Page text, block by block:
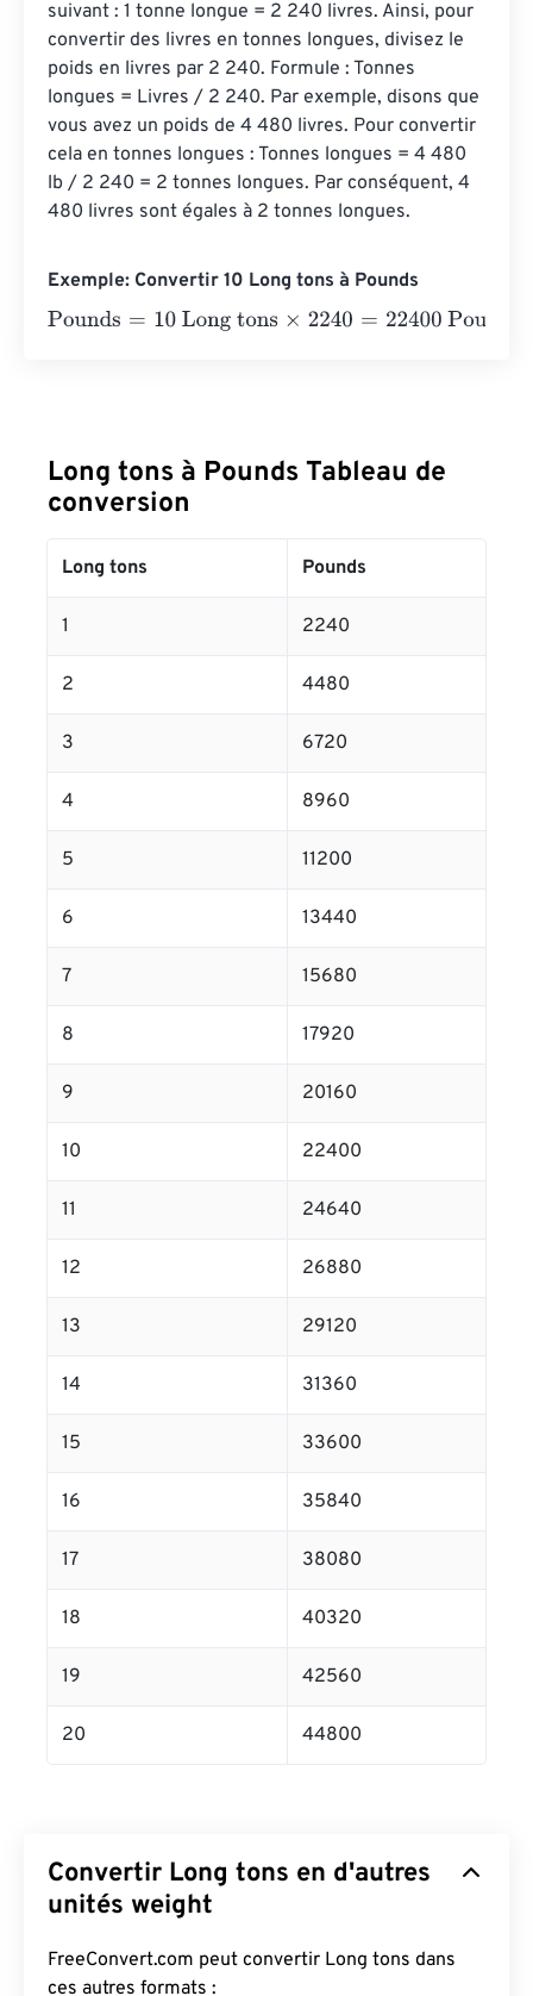
suivant : 1 tonne longue = 2 240 livres. Ainsi, pour
convertir des livres en tonnes longues, divisez le
poids en livres par 2 240. Formule : Tonnes
longues = Livres / 2 240. Par exemple, disons que
vous avez un poids de 4 480 livres. Pour convertir
cela en tonnes longues : Tonnes longues = 4 480
lb / 2 240 = 2 tonnes longues. Par conséquent, 4
480 livres sont égales à 2 tonnes longues.
Exemple: Convertir 10 Long tons à Pounds
Pounds= 10 Long tons ×2240= 22400 Pounds
Long tons à Pounds Tableau de
conversion
Long tons Pounds
1 2240
2 4480
3 6720
4 8960
5 11200
6 13440
7 15680
8 17920
9 20160
10 22400
11 24640
12 26880
13 29120
14 31360
15 33600
16 35840
17 38080
18 40320
19 42560
20 44800
Convertir Long tons en d'autres
unités weight
FreeConvert.com peut convertir Long tons dans
ces autres formats :